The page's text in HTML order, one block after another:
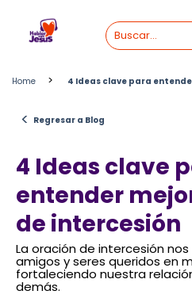
content
Home > 4 Ideas clave para
< Regresar a Blog
4 Ideas clave
entender
de intercesión
La oración de intercesión
amigos y seres queridos en
fortaleciendo nuestra
demás.